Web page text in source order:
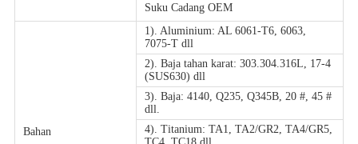
Suku Cadang OEM
Bahan
1). Aluminium: AL 6061-T6, 6063,
7075-T dll
2). Baja tahan karat: 303.304.316L, 17-4
(SUS630) dll
3). Baja: 4140, Q235, Q345B, 20 #, 45 #
dll.
4). Titanium: TA1, TA2/GR2, TA4/GR5,